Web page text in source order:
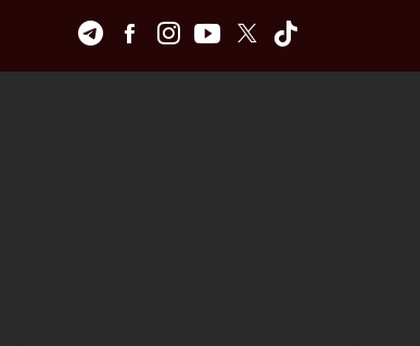
TelegramFacebookInstagramYoutubeTwitter